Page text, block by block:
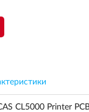
CL5000 Printer